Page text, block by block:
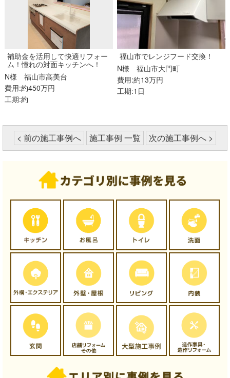
補助金を活用して快適リフォー
ム！憧れの対面キッチンへ！
N様福山市高美台
費用:約450万円
工期:約
福山市でレンジフード交換！
N様福山市大門町
費用:約13万円
工期:1日
< 前の施工事例へ 施工事例 一覧 次の施工事例へ >